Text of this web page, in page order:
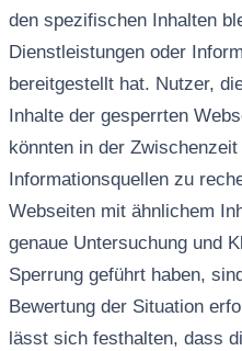
den spezifischen Inhalten
Dienstleistungen oder
bereitgestellt hat. Nutzer,
Inhalte der gesperrten
könnten in der
Informationsquellen zu
Webseiten mit ähnlichem
genaue Untersuchung und
Sperrung geführt haben,
Bewertung der Situation
lässt sich festhalten, dass